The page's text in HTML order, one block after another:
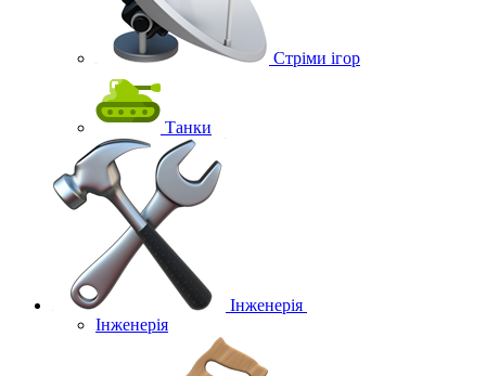
Стріми ігор
Танки
Інженерія
Інженерія